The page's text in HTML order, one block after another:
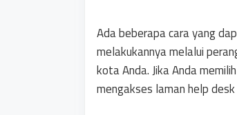
Ada beberapa cara yang
melakukannya melalui
kota Anda. Jika Anda
mengakses laman help